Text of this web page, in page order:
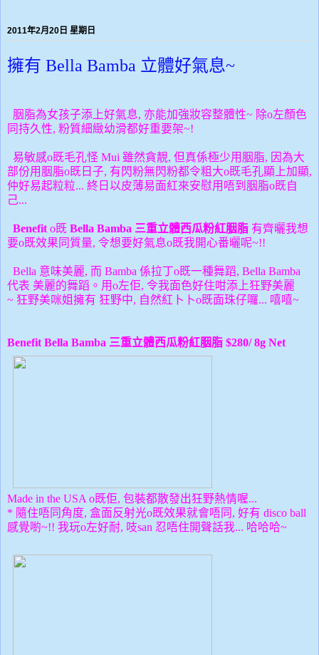
2011年2月20日 星期日
擁有 Bella Bamba 立體好氣息~
胭脂為女孩子添上好氣息, 亦能加強妝容整體性~ 除o左顏色
同持久性, 粉質細緻幼滑都好重要架~!
易敏感o既毛孔怪 Mui 雖然貪靚, 但真係極少用胭脂, 因為大
部份用胭脂o既日子, 有閃粉無閃粉都令粗大o既毛孔顯上加顯,
仲好易起粒粒... 終日以皮薄易面紅來安慰用唔到胭脂o既自
己...
Benefit o既 Bella Bamba 三重立體西瓜粉紅胭脂 有齊曬我想
要o既效果同質量, 令想要好氣息o既我開心番曬呢~!!
Bella 意味美麗, 而 Bamba 係拉丁o既一種舞蹈, Bella Bamba
代表 美麗的舞蹈。用o左佢, 令我面色好住咁添上狂野美麗
~ 狂野美咪姐擁有 狂野中, 自然紅卜卜o既面珠仔囉... 嘻嘻~
Benefit Bella Bamba 三重立體西瓜粉紅胭脂 $280/ 8g Net
Made in the USA o既佢, 包裝都散發出狂野熱情喔...
* 隨住唔同角度, 盒面反射光o既效果就會唔同, 好有 disco ball
感覺喲~!! 我玩o左好耐, 吱san 忍唔住開聲話我... 哈哈哈~